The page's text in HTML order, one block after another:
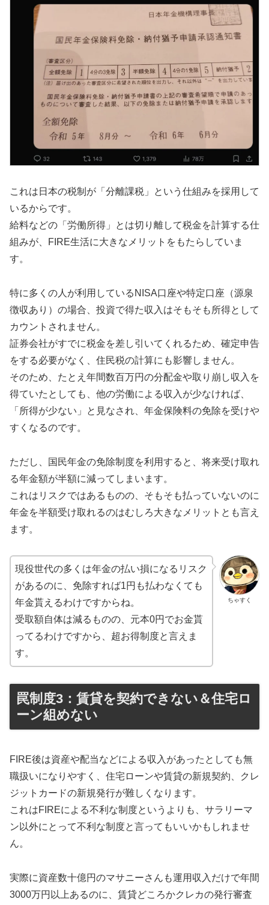
これは日本の税制が「分離課税」という仕組みを採用して
いるからです。
給料などの「労働所得」とは切り離して税金を計算する仕
組みが、FIRE生活に大きなメリットをもたらしていま
す。
特に多くの人が利用しているNISA口座や特定口座（源泉
徴収あり）の場合、投資で得た収入はそもそも所得として
カウントされません。
証券会社がすでに税金を差し引いてくれるため、確定申告
をする必要がなく、住民税の計算にも影響しません。
そのため、たとえ年間数百万円の分配金や取り崩し収入を
得ていたとしても、他の労働による収入が少なければ、
「所得が少ない」と見なされ、年金保険料の免除を受けや
すくなるのです。
ただし、国民年金の免除制度を利用すると、将来受け取れ
る年金額が半額に減ってしまいます。
これはリスクではあるものの、そもそも払っていないのに
年金を半額受け取れるのはむしろ大きなメリットとも言え
ます。
ちゃすく
現役世代の多くは年金の払い損になるリスク
があるのに、免除すれば1円も払わなくても
年金貰えるわけですからね。
受取額自体は減るものの、元本0円でお金貰
ってるわけですから、超お得制度と言えま
す。
罠制度3：賃貸を契約できない＆住宅ロ
ーン組めない
FIRE後は資産や配当などによる収入があったとしても無
職扱いになりやすく、住宅ローンや賃貸の新規契約、クレ
ジットカードの新規発行が難しくなります。
これはFIREによる不利な制度というよりも、サラリーマ
ン以外にとって不利な制度と言ってもいいかもしれませ
ん。
実際に資産数十億円のマサニーさんも運用収入だけで年間
3000万円以上あるのに、賃貸どころかクレカの発行審査